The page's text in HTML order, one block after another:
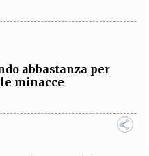
abbastanza per
minacce